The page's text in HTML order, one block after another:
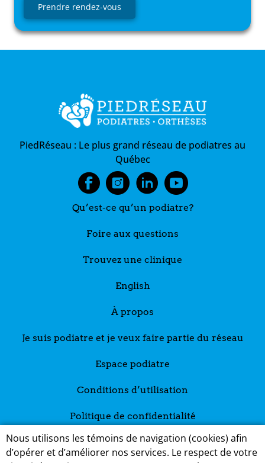
Prendre rendez-vous
PiedRéseau : Le plus grand réseau de podiatres au
Québec
Qu’est-ce qu’un podiatre?
Foire aux questions
Trouvez une clinique
English
À propos
Je suis podiatre et je veux faire partie du réseau
Espace podiatre
Conditions d’utilisation
Politique de confidentialité
Nous utilisons les témoins de navigation (cookies) afin
d’opérer et d’améliorer nos services. Le respect de votre